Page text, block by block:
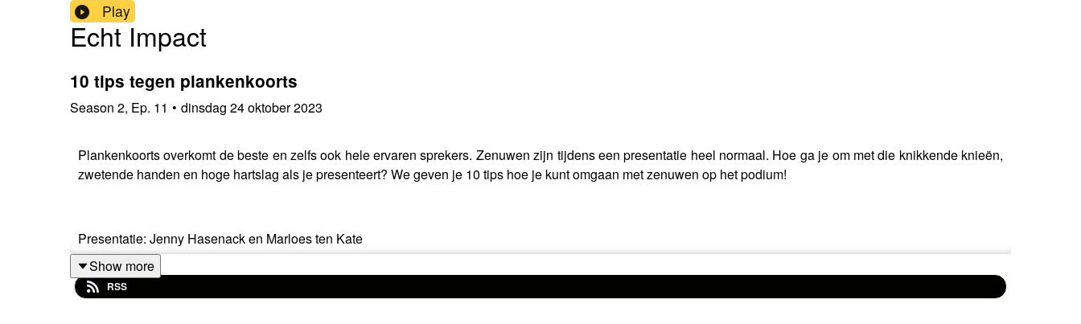
Play
Echt Impact
10 tips tegen plankenkoorts
Season 2, Ep. 11 • dinsdag 24 oktober 2023
Plankenkoorts overkomt de beste en zelfs ook hele ervaren sprekers. Zenuwen zijn tijdens een presentatie heel normaal. Hoe ga je om met die knikkende knieën,
zwetende handen en hoge hartslag als je presenteert? We geven je 10 tips hoe je kunt omgaan met zenuwen op het podium!
Presentatie: Jenny Hasenack en Marloes ten Kate
www.echtimpact.nu
Show more
RSS